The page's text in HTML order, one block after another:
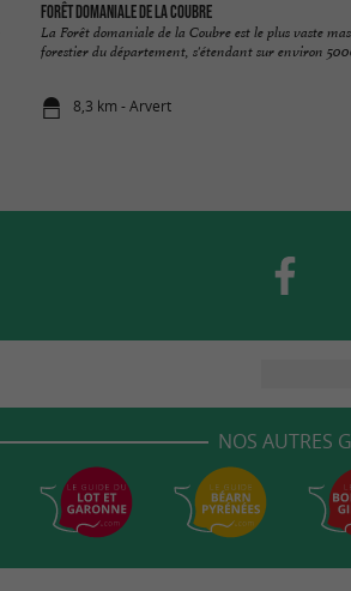
Forêt domaniale de la Coubre
La Forêt domaniale de la Coubre est le plus vaste
forestier du département, s'étendant sur environ
8,3 km - Arvert
NOS AUTRES